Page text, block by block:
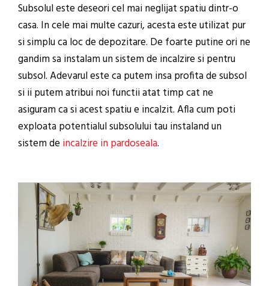
Subsolul este deseori cel mai neglijat spatiu dintr-o
casa. In cele mai multe cazuri, acesta este utilizat pur
si simplu ca loc de depozitare. De foarte putine ori ne
gandim sa instalam un sistem de incalzire si pentru
subsol. Adevarul este ca putem insa profita de subsol
si ii putem atribui noi functii atat timp cat ne
asiguram ca si acest spatiu e incalzit. Afla cum poti
exploata potentialul subsolului tau instaland un
sistem de incalzire in pardoseala.